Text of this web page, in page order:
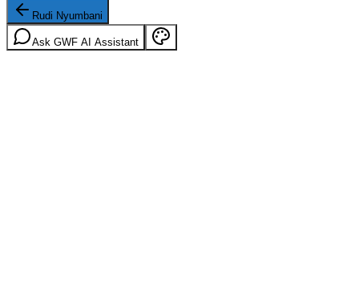
Rudi Nyumbani
Ask GWF AI Assistant